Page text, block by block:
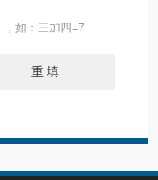
如：三加四=7